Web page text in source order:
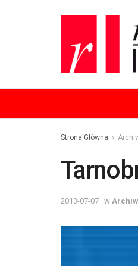
Strona Główna
2013-07-07 w